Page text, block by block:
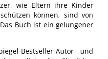
wie Eltern ihre Kinder
können, sind von
Buch ist ein gelungener
Bestseller-Autor und